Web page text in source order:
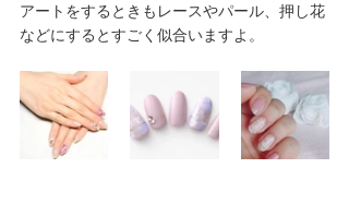
アートをするときもレースやパール、押し花
などにするとすごく似合いますよ。